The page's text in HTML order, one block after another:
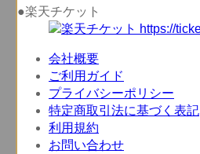
●楽天チケット
会社概要
ご利用ガイド
プライバシーポリシー
特定商取引法に基づく表記
利用規約
お問い合わせ